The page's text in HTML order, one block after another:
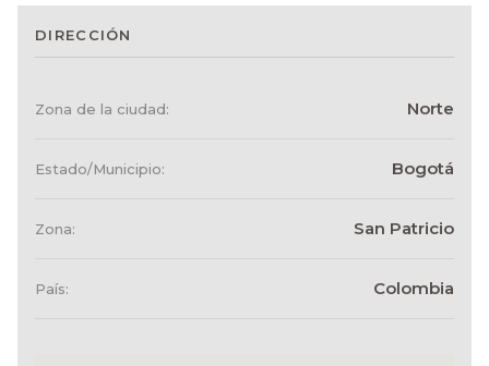
DIRECCIÓN
Zona de la ciudad: Norte
Estado/Municipio: Bogotá
Zona: San Patricio
País: Colombia